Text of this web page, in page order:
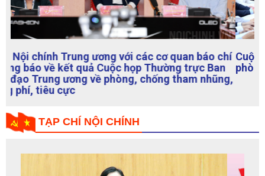
Cuộc họp Thường trực Ban Chỉ đạo Trung ương về
phòng, chống tham nhũng, lãng phí, tiêu cực
TẠP CHÍ NỘI CHÍNH